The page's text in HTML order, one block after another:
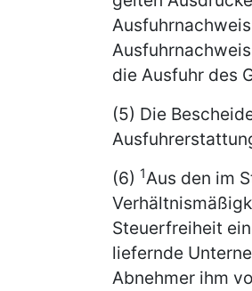
die Ausfuhr des
(5) Die
(6) 1Aus den im
Steuerfreiheit
liefernde
Abnehmer ihm